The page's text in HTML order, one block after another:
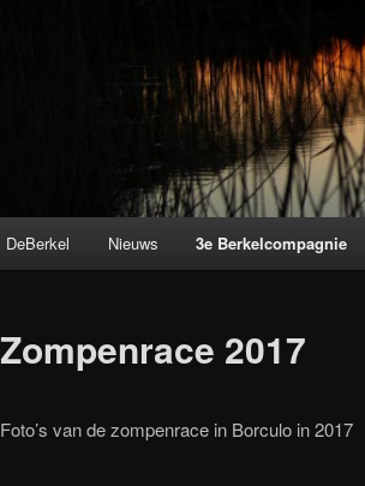
Spring
de
primaire
DeBerkel Nieuws 3e Berkelcompagnie
Zompenrace 2017
Foto’s van de zompenrace in Borculo in 2017